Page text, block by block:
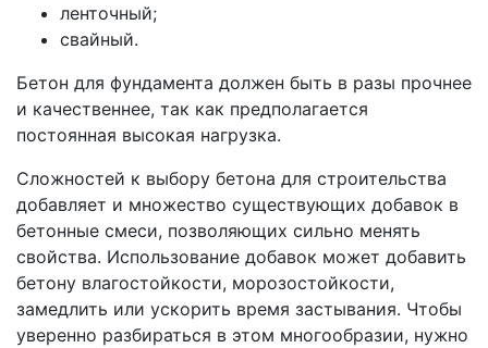
ленточный;
свайный.
Бетон для фундамента должен быть в разы прочнее
и качественнее, так как предполагается
постоянная высокая нагрузка.
Сложностей к выбору бетона для строительства
добавляет и множество существующих добавок в
бетонные смеси, позволяющих сильно менять
свойства. Использование добавок может добавить
бетону влагостойкости, морозостойкости,
замедлить или ускорить время застывания. Чтобы
уверенно разбираться в этом многообразии, нужно